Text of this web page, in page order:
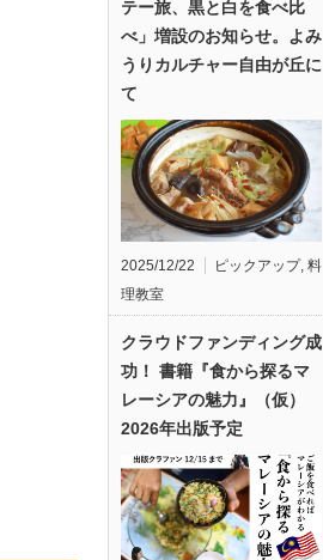
テー旅、黒と白を食べ比
べ」増設のお知らせ。よみ
うりカルチャー自由が丘に
て
2025/12/22 ピックアップ, 料
理教室
クラウドファンディング成
功！ 書籍『食から探るマ
レーシアの魅力』（仮）
2026年出版予定